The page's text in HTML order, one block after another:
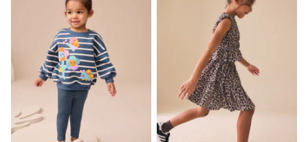
Sportswear
Dungarees
Multipacks
All Holiday Shop
Tops
Dresses
Shorts
Skirts
Sandals & Sliders
Rash Vests